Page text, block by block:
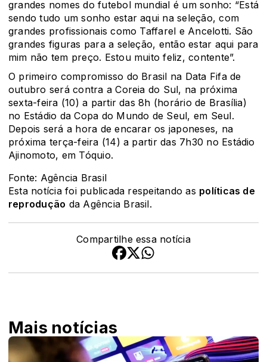
grandes nomes do futebol mundial é um sonho: “Está
sendo tudo um sonho estar aqui na seleção, com
grandes profissionais como Taffarel e Ancelotti. São
grandes figuras para a seleção, então estar aqui para
mim não tem preço. Estou muito feliz, contente”.
O primeiro compromisso do Brasil na Data Fifa de
outubro será contra a Coreia do Sul, na próxima
sexta-feira (10) a partir das 8h (horário de Brasília)
no Estádio da Copa do Mundo de Seul, em Seul.
Depois será a hora de encarar os japoneses, na
próxima terça-feira (14) a partir das 7h30 no Estádio
Ajinomoto, em Tóquio.
Fonte: Agência Brasil
Esta notícia foi publicada respeitando as políticas de
reprodução da Agência Brasil.
Compartilhe essa notícia
Mais notícias